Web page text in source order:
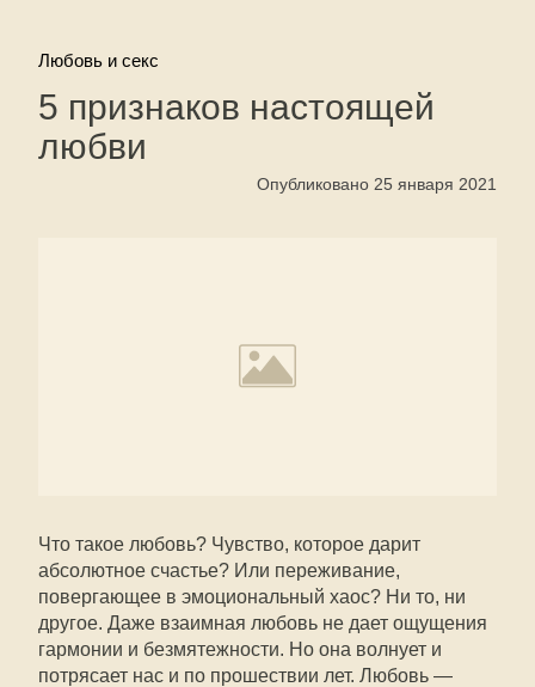
Любовь и секс
5 признаков настоящей
любви
Опубликовано 25 января 2021
Что такое любовь? Чувство, которое дарит
абсолютное счастье? Или переживание,
повергающее в эмоциональный хаос? Ни то, ни
другое. Даже взаимная любовь не дает ощущения
гармонии и безмятежности. Но она волнует и
потрясает нас и по прошествии лет. Любовь —